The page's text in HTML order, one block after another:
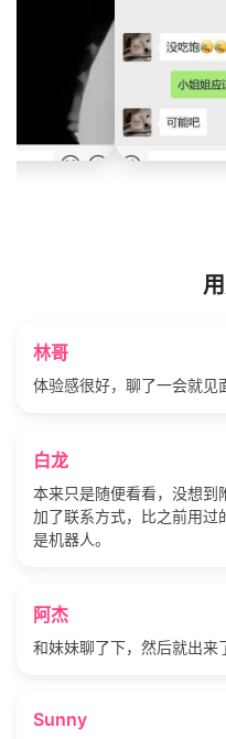
林哥
体验感很好，聊了一会就
白龙
本来只是随便看看，没想到
加了联系方式，比之前用过
是机器人。
阿杰
和妹妹聊了下，然后就出来
Sunny